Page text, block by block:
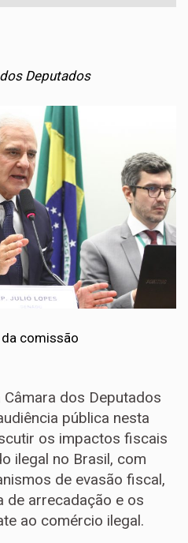
Deputados
comissão
dos Deputados
pública nesta
os impactos fiscais
ilegal no Brasil, com
de evasão fiscal,
de arrecadação e os
ao comércio ilegal.